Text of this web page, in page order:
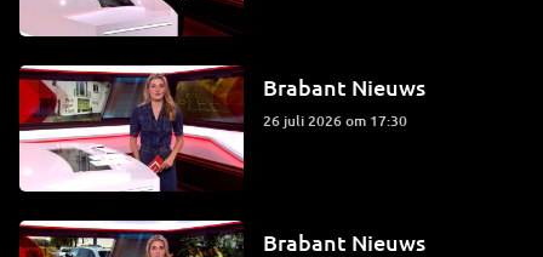
Brabant Nieuws
26 juli 2026 om 17:30
Brabant Nieuws